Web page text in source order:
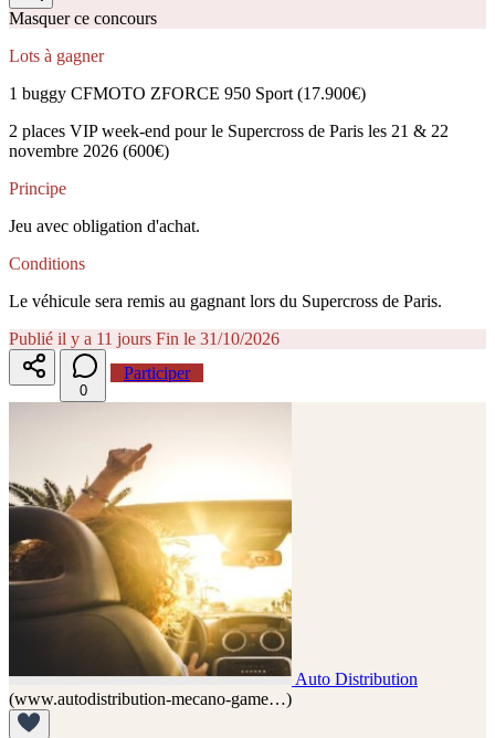
Masquer ce concours
Lots à gagner
1 buggy CFMOTO ZFORCE 950 Sport (17.900€)
2 places VIP week-end pour le Supercross de Paris les 21 & 22
novembre 2026 (600€)
Principe
Jeu avec obligation d'achat.
Conditions
​​ ​Le véhicule sera remis au gagnant lors du Supercross de Paris.
Publié il y a 11 jours Fin le 31/10/2026
0
Participer
Auto Distribution
(www.autodistribution-mecano-game…)